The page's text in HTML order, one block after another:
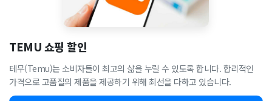
TEMU 쇼핑 할인
테무(Temu)는 소비자들이 최고의 삶을 누릴 수 있도록 합니다. 합리적인
가격으로 고품질의 제품을 제공하기 위해 최선을 다하고 있습니다.